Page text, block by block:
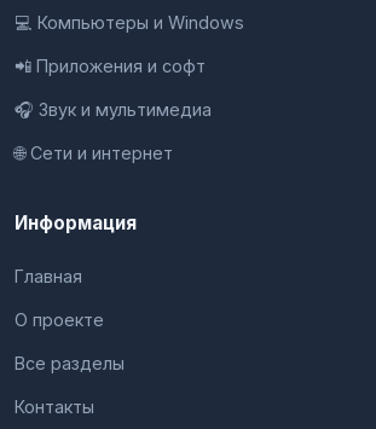
💻 Компьютеры и Windows
📲 Приложения и софт
🎧 Звук и мультимедиа
🌐 Сети и интернет
Информация
Главная
О проекте
Все разделы
Контакты